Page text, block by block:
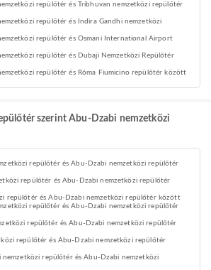
repülőtér és Tribhuvan nemzetközi repülőtér
repülőtér és Indira Gandhi nemzetközi
repülőtér és Osmani International Airport
repülőtér és Dubaji Nemzetközi Repülőtér
repülőtér és Róma Fiumicino repülőtér között
szerint Abu-Dzabi nemzetközi
repülőtér és Abu-Dzabi nemzetközi repülőtér
repülőtér és Abu-Dzabi nemzetközi repülőtér
repülőtér és Abu-Dzabi nemzetközi repülőtér között
repülőtér és Abu-Dzabi nemzetközi repülőtér
repülőtér és Abu-Dzabi nemzetközi repülőtér
repülőtér és Abu-Dzabi nemzetközi repülőtér
repülőtér és Abu-Dzabi nemzetközi